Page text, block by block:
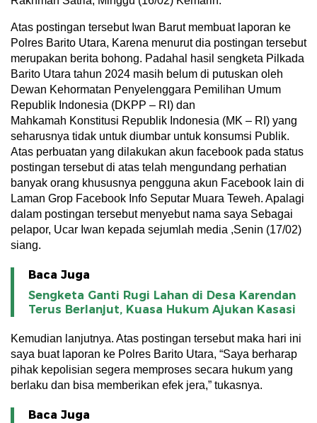
Atas postingan tersebut Iwan Barut membuat laporan ke
Polres Barito Utara, Karena menurut dia postingan tersebut
merupakan berita bohong. Padahal hasil sengketa Pilkada
Barito Utara tahun 2024 masih belum di putuskan oleh
Dewan Kehormatan Penyelenggara Pemilihan Umum
Republik Indonesia (DKPP – RI) dan
Mahkamah Konstitusi Republik Indonesia (MK – RI) yang
seharusnya tidak untuk diumbar untuk konsumsi Publik.
Atas perbuatan yang dilakukan akun facebook pada status
postingan tersebut di atas telah mengundang perhatian
banyak orang khususnya pengguna akun Facebook lain di
Laman Grop Facebook Info Seputar Muara Teweh. Apalagi
dalam postingan tersebut menyebut nama saya Sebagai
pelapor, Ucar Iwan kepada sejumlah media ,Senin (17/02)
siang.
Baca Juga
Sengketa Ganti Rugi Lahan di Desa Karendan
Terus Berlanjut, Kuasa Hukum Ajukan Kasasi
Kemudian lanjutnya. Atas postingan tersebut maka hari ini
saya buat laporan ke Polres Barito Utara, “Saya berharap
pihak kepolisian segera memproses secara hukum yang
berlaku dan bisa memberikan efek jera,” tukasnya.
Baca Juga